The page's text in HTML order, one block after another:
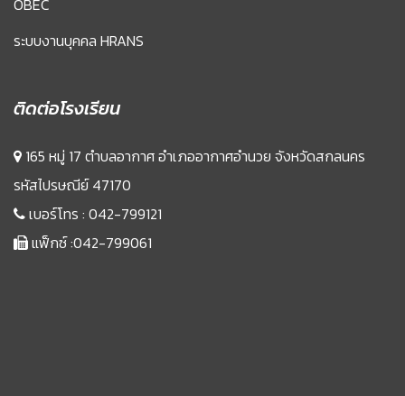
OBEC
ระบบงานบุคคล HRANS
ติดต่อโรงเรียน
165 หมู่ 17 ตำบลอากาศ อำเภออากาศอำนวย จังหวัดสกลนคร
รหัสไปรษณีย์ 47170
เบอร์โทร : 042-799121
แฟ็กซ์ :042-799061